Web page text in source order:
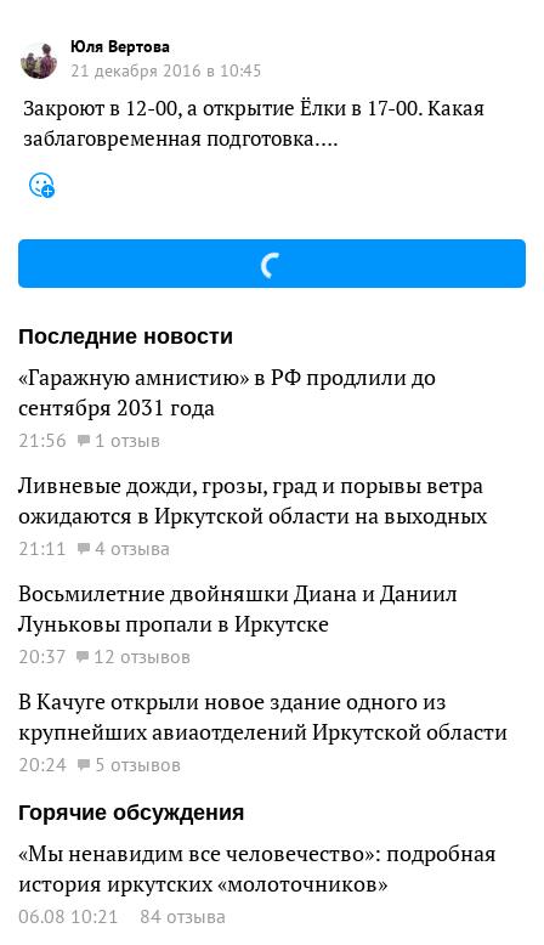
Юля Вертова
21 декабря 2016 в 10:45
Закроют в 12-00, а открытие Ёлки в 17-00. Какая
заблаговременная подготовка….
Последние новости
«Гаражную амнистию» в РФ продлили до
сентября 2031 года
21:56 1 отзыв
Ливневые дожди, грозы, град и порывы ветра
ожидаются в Иркутской области на выходных
21:11 4 отзыва
Восьмилетние двойняшки Диана и Даниил
Луньковы пропали в Иркутске
20:37 12 отзывов
В Качуге открыли новое здание одного из
крупнейших авиаотделений Иркутской области
20:24
5 отзывов
Горячие обсуждения
«Мы ненавидим все человечество»: подробная
история иркутских «молоточников»
06.08 10:21 84 отзыва